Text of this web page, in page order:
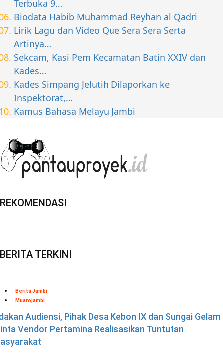
Terbuka 9…
Biodata Habib Muhammad Reyhan al Qadri
Lirik Lagu dan Video Que Sera Sera Serta
Artinya…
Sekcam, Kasi Pem Kecamatan Batin XXIV dan
Kades…
Kades Simpang Jelutih Dilaporkan ke
Inspektorat,…
Kamus Bahasa Melayu Jambi
REKOMENDASI
BERITA TERKINI
Berita Jambi
Muarojambi
Audiensi, Pihak Desa Kebon IX dan Sungai Gelam
Vendor Pertamina Realisasikan Tuntutan